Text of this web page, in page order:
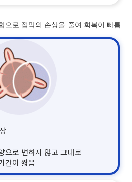
으로 점막의 손상을 줄여 회복이 빠름
으로 변하지 않고 그대로
간이 짧음